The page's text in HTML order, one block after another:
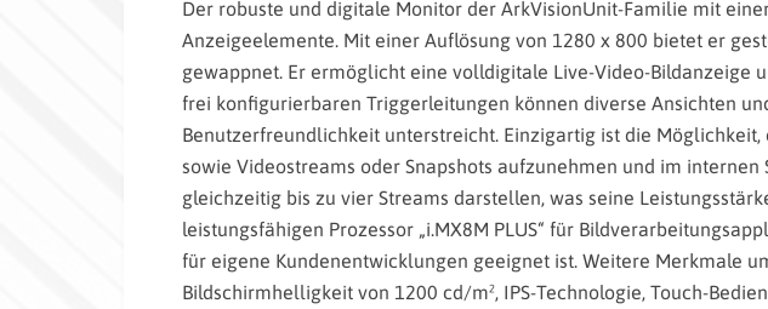
Der robuste und digitale Monitor der ArkVisionUnit-Familie mit
Anzeigeelemente. Mit einer Auflösung von 1280 x 800 bietet er
gewappnet. Er ermöglicht eine volldigitale Live-Video-Bildanzeige
frei konfigurierbaren Triggerleitungen können diverse Ansichten
Benutzerfreundlichkeit unterstreicht. Einzigartig ist die
sowie Videostreams oder Snapshots aufzunehmen und im
gleichzeitig bis zu vier Streams darstellen, was seine
leistungsfähigen Prozessor „i.MX8M PLUS“ für
für eigene Kundenentwicklungen geeignet ist. Weitere Merkmale
Bildschirmhelligkeit von 1200 cd/m², IPS-Technologie, Touch-